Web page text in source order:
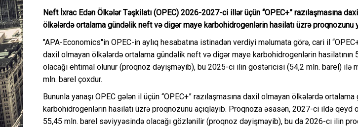
Neft İxrac Edən Ölkələr Təşkilatı (OPEC) 2026-2027-ci illər üçün “OPEC+” razılaşmasına
ölkələrdə ortalama gündəlik neft və digər maye karbohidrogenlərin hasilatı üzrə proqnozunu
"APA-Economics"in OPEC-in aylıq hesabatına istinadən verdiyi məlumata görə, cari il
daxil olmayan ölkələrdə ortalama gündəlik neft və digər maye karbohidrogenlərin hasilatının
olacağı ehtimal olunur (proqnoz dəyişməyib), bu 2025-ci ilin göstəricisi (54,2 mln. barel) ilə
mln. barel çoxdur.
Bununla yanaşı OPEC gələn il üçün “OPEC+” razılaşmasına daxil olmayan ölkələrdə
karbohidrogenlərin hasilatı üzrə proqnozunu açıqlayıb. Proqnoza əsasən, 2027-ci ildə qeyd
55,45 mln. barel səviyyəsində olacağı gözlənilir (proqnoz dəyişməyib), bu da 2026-cı ilin